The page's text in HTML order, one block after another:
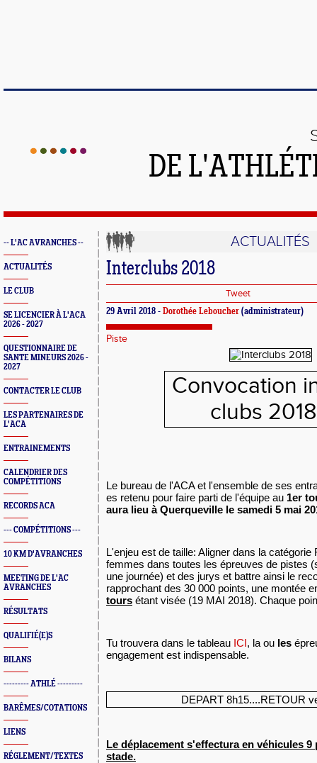
DE
-- L'AC AVRANCHES --
ACTUALITÉS
LE CLUB
SE LICENCIER À L'ACA
2026 - 2027
QUESTIONNAIRE DE
SANTE MINEURS 2026 -
2027
CONTACTER LE CLUB
LES PARTENAIRES DE
L'ACA
ENTRAINEMENTS
CALENDRIER DES
COMPÉTITIONS
RECORDS ACA
--- COMPÉTITIONS ---
10 KM D'AVRANCHES
MEETING DE L'AC
AVRANCHES
RÉSULTATS
QUALIFIÉ(E)S
BILANS
--------- ATHLÉ ---------
BARÊMES/COTATIONS
LIENS
RÉGLEMENT/TEXTES
ACTUALITÉS
Interclubs 2018
Tweet
29 Avril 2018 - Dorothée Leboucher (administrateur)
Piste
Convocation
clubs 2018
Le bureau de l'ACA et l'ensemble de ses
es retenu pour faire parti de l'équipe au 1er
aura lieu à Querqueville le samedi 5 mai
L'enjeu est de taille: Aligner dans la
femmes dans toutes les épreuves de pistes
une journée) et des jurys et battre ainsi le
rapprochant des 30 000 points, une montée
tours étant visée (19 MAI 2018). Chaque
Tu trouvera dans le tableau ICI, la ou les
engagement est indispensable.
DEPART 8h15....RETOUR
Le déplacement s'effectura en véhicules 9
stade.